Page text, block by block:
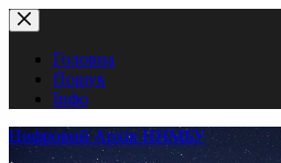
Перейти
до
вмістуГоловна
Пошук
Інфо
Цифровий Архів ННМБУ